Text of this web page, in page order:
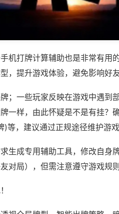
机打牌计算辅助也是非常有用
，提升游戏体验，避免影响好
；一些玩家反映在游戏中遇到
一样，由此怀疑是不是有挂？
等，建议通过正规途径维护游戏
生成专用辅助工具，修改自身
对局），但需注意遵守游戏规